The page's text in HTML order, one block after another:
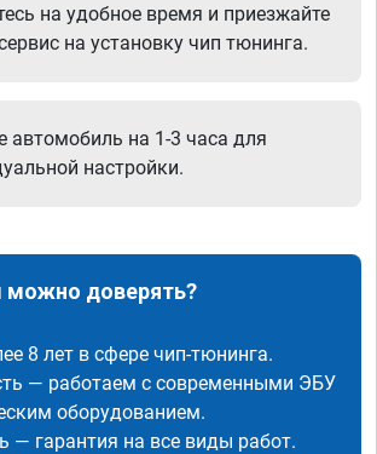
на удобное время и приезжайте
на установку чип тюнинга.
автомобиль на 1-3 часа для
настройки.
можно доверять?
8 лет в сфере чип-тюнинга.
— работаем с современными ЭБУ
оборудованием.
— гарантия на все виды работ.